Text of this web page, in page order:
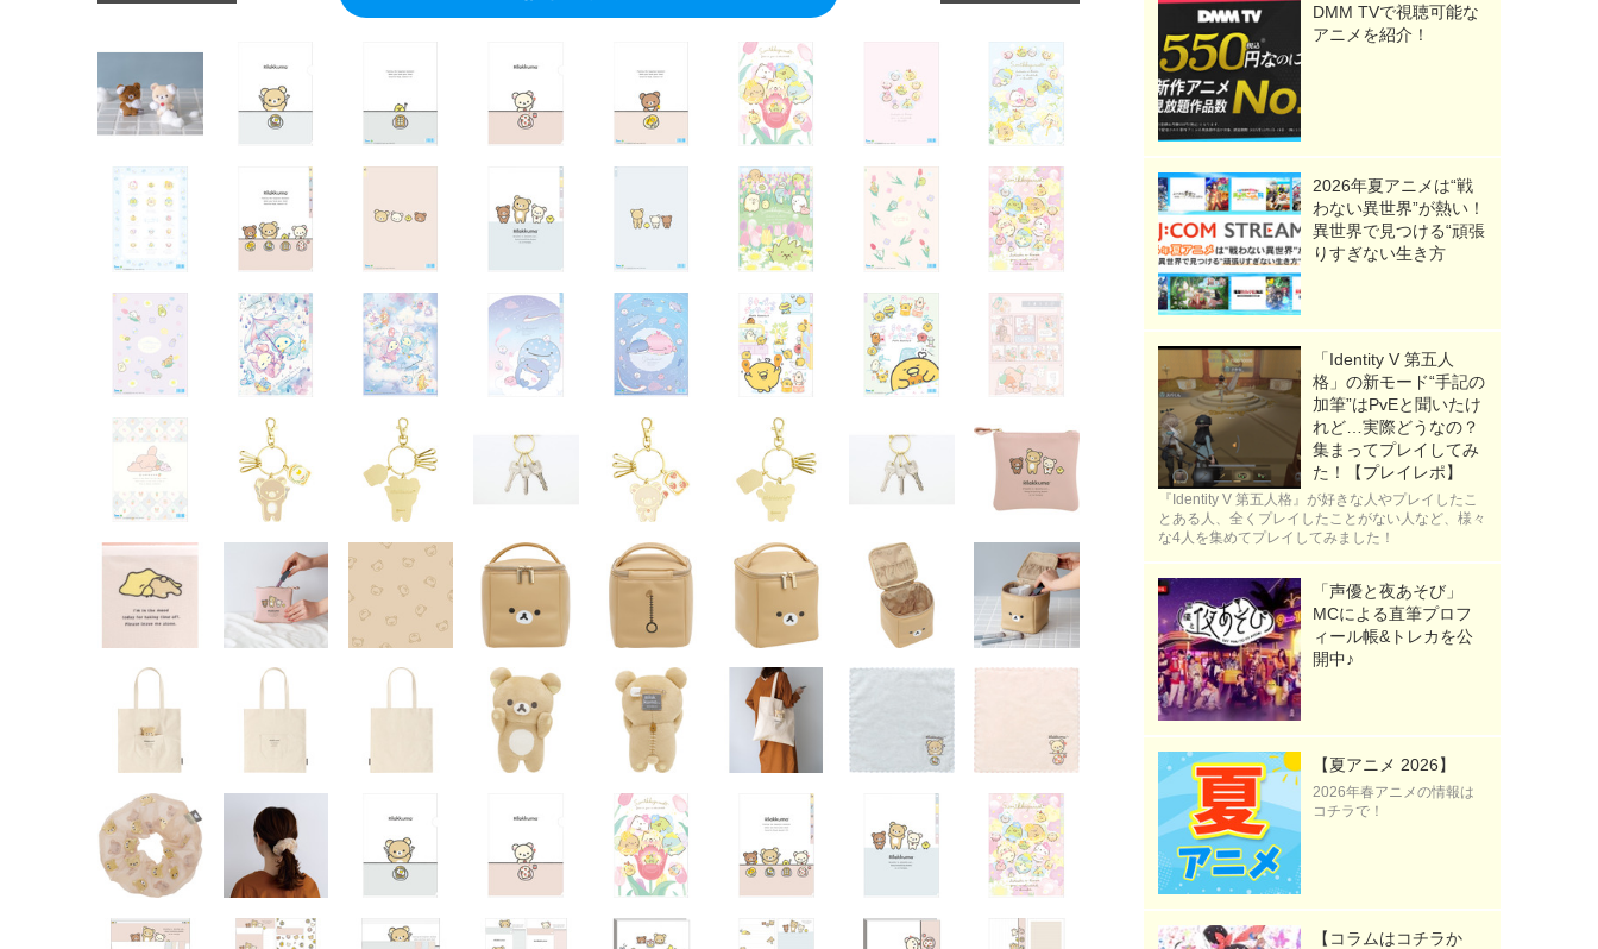
DMM TVで視聴可能な
アニメを紹介！
2026年夏アニメは“戦
わない異世界”が熱い！
異世界で見つける“頑張
りすぎない生き方
「Identity V 第五人
格」の新モード“手記の
加筆”はPvEと聞いたけ
れど…実際どうなの？
集まってプレイしてみ
た！【プレイレポ】
『Identity V 第五人格』が好きな人やプレイしたこ
とある人、全くプレイしたことがない人など、様々
な4人を集めてプレイしてみました！
「声優と夜あそび」
MCによる直筆プロフ
ィール帳&トレカを公
開中♪
【夏アニメ 2026】
2026年春アニメの情報は
コチラで！
【コラムはコチラか